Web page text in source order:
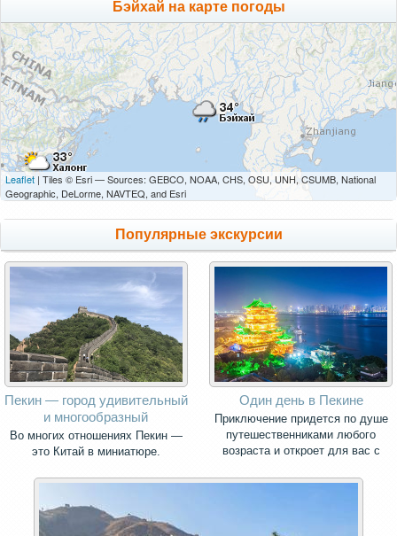
Бэйхай на карте погоды
Leaflet | Tiles © Esri — Sources: GEBCO, NOAA, CHS, OSU, UNH, CSUMB, National
Geographic, DeLorme, NAVTEQ, and Esri
Популярные экскурсии
Пекин — город удивительный
и многообразный
Во многих отношениях Пекин —
это Китай в миниатюре.
Один день в Пекине
Приключение придется по душе
путешественниками любого
возраста и откроет для вас с